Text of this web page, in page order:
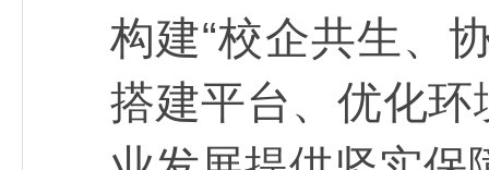
构建“校企共生、
搭建平台、优化